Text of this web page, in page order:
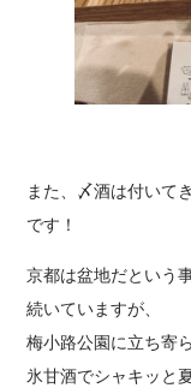
また、〆酒は付いて
です！
京都は盆地だという
続いていますが、
梅小路公園に立ち寄
氷甘酒でシャキッと